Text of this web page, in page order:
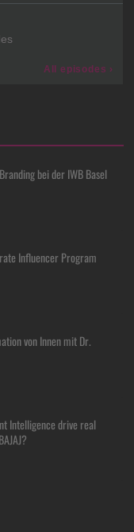
bei der IWB Basel
Influencer Program
von Innen mit Dr.
Intelligence drive real